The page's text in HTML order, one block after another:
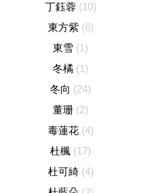
丁鈺蓉 (10)
東方紫 (6)
東雪 (1)
冬橘 (1)
冬向 (24)
董珊 (2)
毒蓮花 (4)
杜楓 (17)
杜可綺 (4)